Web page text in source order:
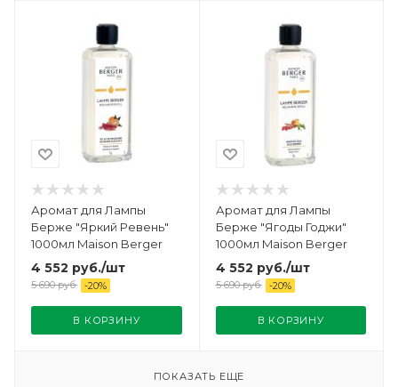
Аромат для Лампы
Берже "Яркий Ревень"
1000мл Maison Berger
4 552 руб./шт
5 690руб. -20%
В КОРЗИНУ
Аромат для Лампы
Берже "Ягоды Годжи"
1000мл Maison Berger
4 552 руб./шт
5 690руб. -20%
В КОРЗИНУ
ПОКАЗАТЬ ЕЩЕ